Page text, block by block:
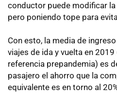
conductor puede modificar la
pero poniendo tope para
Con esto, la media de
viajes de ida y vuelta en
referencia prepandemia) es
pasajero el ahorro que la
equivalente es en torno al